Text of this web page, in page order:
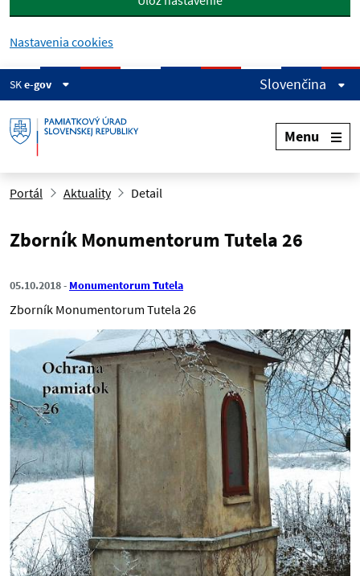
Nastavenia cookies
SKe-gov Slovenčina
Menu
Portál Aktuality Detail
Zborník Monumentorum Tutela 26
05.10.2018 Monumentorum Tutela
Zborník Monumentorum Tutela 26